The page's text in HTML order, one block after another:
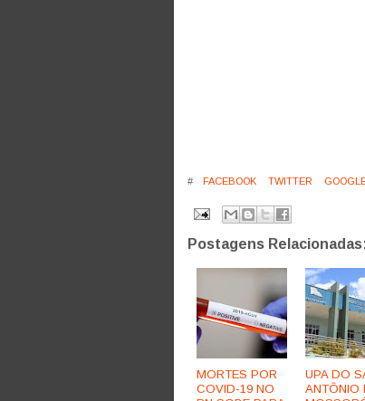
# FACEBOOK TWITTER
Postagens
MORTES POR
COVID-19 NO
UPA DO
ANTÔNIO